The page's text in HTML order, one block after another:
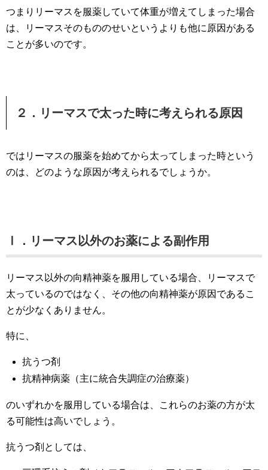
つまりリーマスを服薬していて体重が増えてしまった場合
は、リーマスそのもののせいというよりも他に原因がある
ことが多いのです。
２．リーマスで太った時に考えられる原因
ではリーマスの服薬を始めてから太ってしまった時という
のは、どのような原因が考えられるでしょうか。
Ⅰ．リーマス以外のお薬による副作用
リーマス以外の向精神薬を服用している場合、リーマスで
太っているのではなく、その他の向精神薬が原因であるこ
とが少なくありません。
特に、
抗うつ剤
抗精神病薬（主に統合失調症の治療薬）
のいずれかを服用している場合は、これらのお薬の方が太
る可能性は高いでしょう。
抗うつ剤としては、